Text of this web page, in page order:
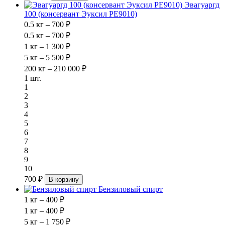
Эвагуаргд
100 (консервант Эуксил РЕ9010)
0.5 кг – 700 ₽
0.5 кг – 700 ₽
1 кг – 1 300 ₽
5 кг – 5 500 ₽
200 кг – 210 000 ₽
1 шт.
1
2
3
4
5
6
7
8
9
10
700 ₽
В корзину
Бензиловый спирт
1 кг – 400 ₽
1 кг – 400 ₽
5 кг – 1 750 ₽